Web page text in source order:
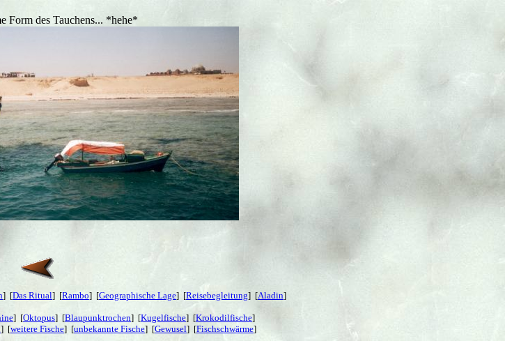
Form des Tauchens... *hehe*
] [Das Ritual] [Rambo] [Geographische Lage] [Reisebegleitung] [Aladin]
] [Oktopus] [Blaupunktrochen] [Kugelfische] [Krokodilfische]
] [weitere Fische] [unbekannte Fische] [Gewusel] [Fischschwärme]